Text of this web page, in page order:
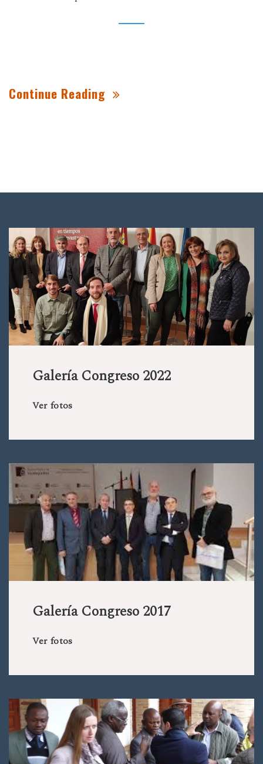
Continue Reading
Galería Congreso 2022
Ver fotos
Galería Congreso 2017
Ver fotos